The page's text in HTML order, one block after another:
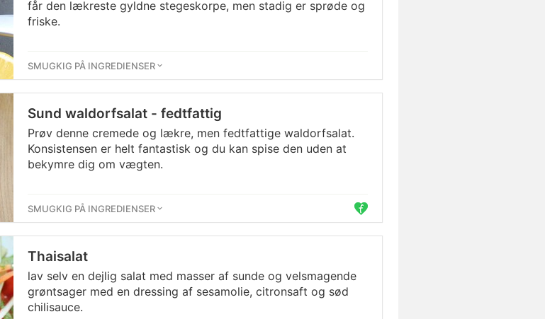
får den lækreste gyldne stegeskorpe, men stadig er sprøde og
friske.
SMUGKIG PÅ INGREDIENSER
Sund waldorfsalat - fedtfattig
Prøv denne cremede og lækre, men fedtfattige waldorfsalat.
Konsistensen er helt fantastisk og du kan spise den uden at
bekymre dig om vægten.
SMUGKIG PÅ INGREDIENSER
Thaisalat
lav selv en dejlig salat med masser af sunde og velsmagende
grøntsager med en dressing af sesamolie, citronsaft og sød
chilisauce.